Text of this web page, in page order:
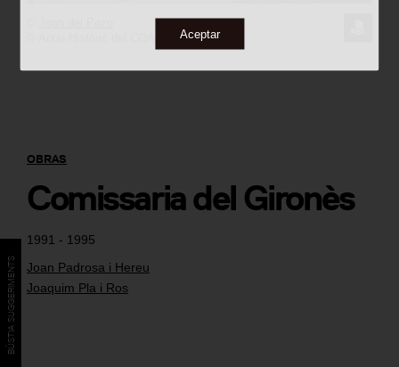
Aceptar
1991 - 1995
Joan Padrosa i Hereu
Joaquim Pla i Ros
OBRAS
Comissaria del Gironès
BÚSTIA SUGGERIMENTS